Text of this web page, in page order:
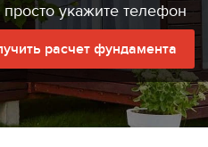
укажите телефон
расчет фундамента